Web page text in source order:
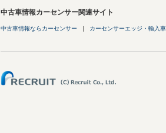
中古車情報カーセンサー関連サイト
中古車情報ならカーセンサー カーセンサーエッジ・輸入車